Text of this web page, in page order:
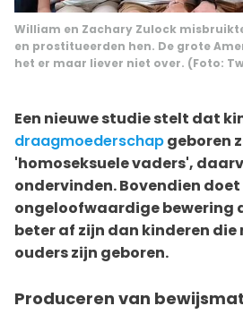
William en Zachary Zulock
en prostitueerden hen. De grote
het er maar liever niet over. (Foto:
Een nieuwe studie stelt dat
draagmoederschapgeboren
'homoseksuele vaders',
ondervinden. Bovendien doet
ongeloofwaardige bewering
beter af zijn dan kinderen
ouders zijn geboren.
Produceren van